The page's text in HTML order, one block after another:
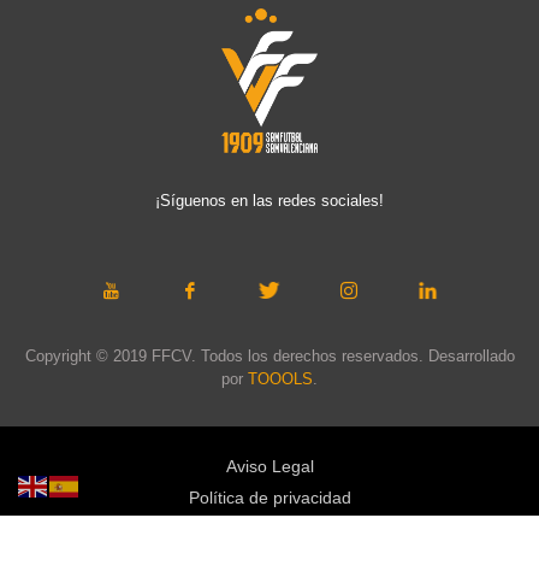
¡Síguenos en las redes sociales!
Copyright © 2019 FFCV. Todos los derechos reservados. Desarrollado
por TOOOLS.
Aviso Legal
Política de privacidad